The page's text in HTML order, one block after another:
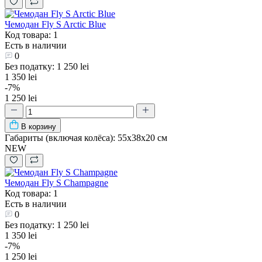
Чемодан Fly S Arctic Blue
Код товара: 1
Есть в наличии
0
Без податку: 1 250 lei
1 350 lei
-7%
1 250 lei
В корзину
Габариты (включая колёса): 55х38х20 см
NEW
Чемодан Fly S Champagne
Код товара: 1
Есть в наличии
0
Без податку: 1 250 lei
1 350 lei
-7%
1 250 lei